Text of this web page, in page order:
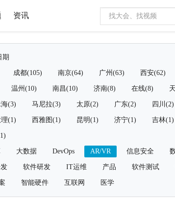
资讯
期
成都(105) 南京(64) 广州(63) 西安(62)
温州(10) 南昌(10) 济南(8) 在线(8)
(3) 马尼拉(3) 太原(2) 广东(2) 四川(2)
理(1) 西雅图(1) 昆明(1) 济宁(1) 吉林(1)
大数据 DevOps AR/VR 信息安全
软件研发 IT运维 产品 软件测试
智能硬件 互联网 医学